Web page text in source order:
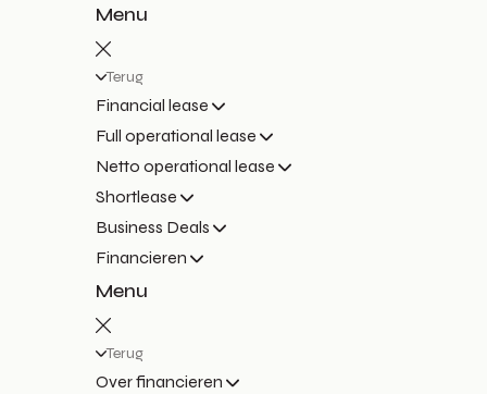
Menu
Terug
Financial lease
Full operational lease
Netto operational lease
Shortlease
Business Deals
Financieren
Menu
Terug
Over financieren